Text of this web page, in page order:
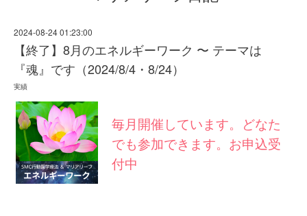
2024-08-24 01:23:00
【終了】8月のエネルギーワーク 〜 テーマは
『魂』です（2024/8/4・8/24）
実績
毎月開催しています。どなた
でも参加できます。お申込受
付中